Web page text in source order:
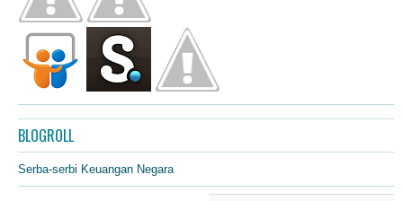
BLOGROLL
Serba-serbi Keuangan Negara